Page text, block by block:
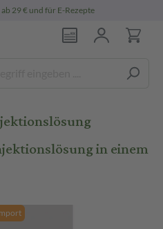
ab 29 € und für E-Rezepte
in einem